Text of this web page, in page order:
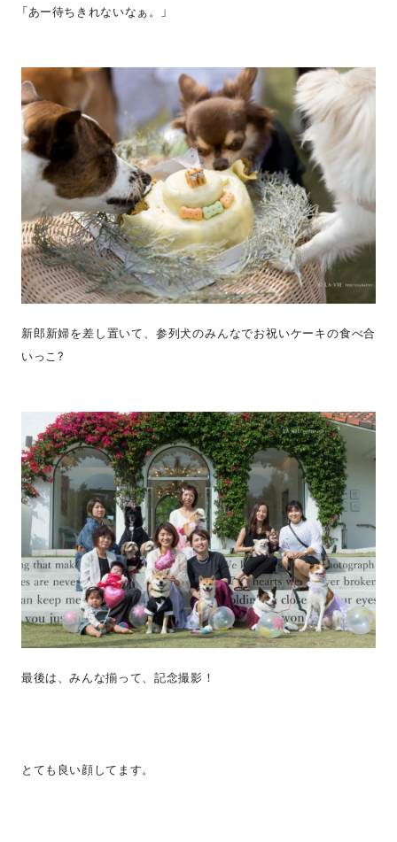
「あー待ちきれないなぁ。」
新郎新婦を差し置いて、参列犬のみんなでお祝いケーキの食べ合
いっこ?
最後は、みんな揃って、記念撮影！
とても良い顔してます。